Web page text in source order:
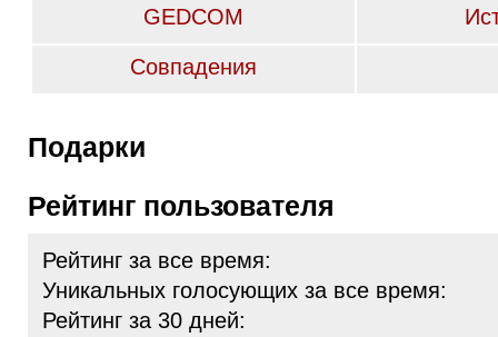
GEDCOM
Совпадения
Подарки
Рейтинг пользователя
Рейтинг за все время:
Уникальных голосующих за все время:
Рейтинг за 30 дней: